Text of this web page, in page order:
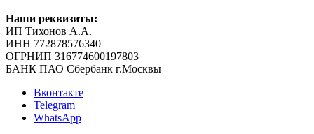
Наши реквизиты:
ИП Тихонов А.А.
ИНН 772878576340
ОГРНИП 316774600197803
БАНК ПАО Сбербанк г.Москвы
Вконтакте
Telegram
WhatsApp